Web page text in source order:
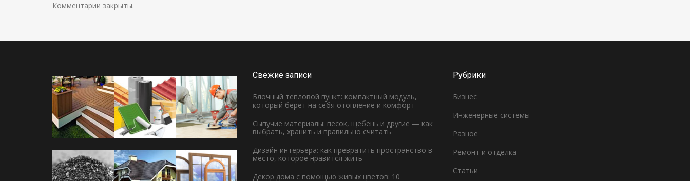
Комментарии закрыты.
Свежие записи
Блочный тепловой пункт: компактный модуль,
который берет на себя отопление и комфорт
Сыпучие материалы: песок, щебень и другие — как
выбрать, хранить и правильно считать
Дизайн интерьера: как превратить пространство в
место, которое нравится жить
Декор дома с помощью живых цветов: 10
Рубрики
Бизнес
Инженерные системы
Разное
Ремонт и отделка
Статьи